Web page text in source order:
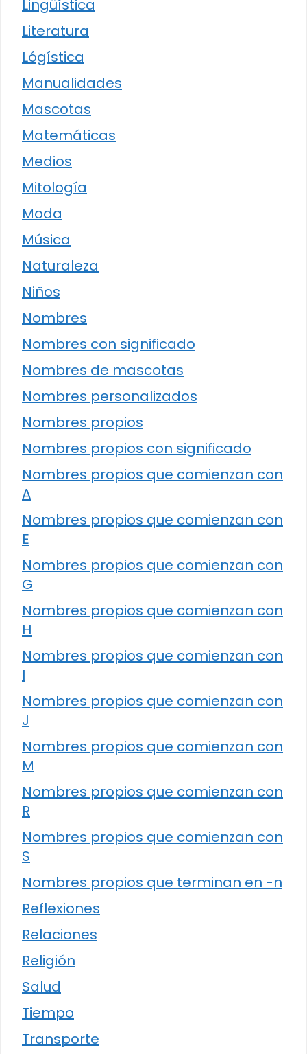
Lingüística
Literatura
Lógística
Manualidades
Mascotas
Matemáticas
Medios
Mitología
Moda
Música
Naturaleza
Niños
Nombres
Nombres con significado
Nombres de mascotas
Nombres personalizados
Nombres propios
Nombres propios con significado
Nombres propios que comienzan con
A
Nombres propios que comienzan con
E
Nombres propios que comienzan con
G
Nombres propios que comienzan con
H
Nombres propios que comienzan con
I
Nombres propios que comienzan con
J
Nombres propios que comienzan con
M
Nombres propios que comienzan con
R
Nombres propios que comienzan con
S
Nombres propios que terminan en -n
Reflexiones
Relaciones
Religión
Salud
Tiempo
Transporte